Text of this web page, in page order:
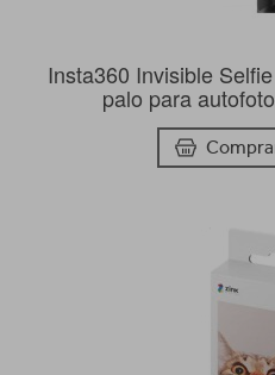
Insta360 Invisible
palo para